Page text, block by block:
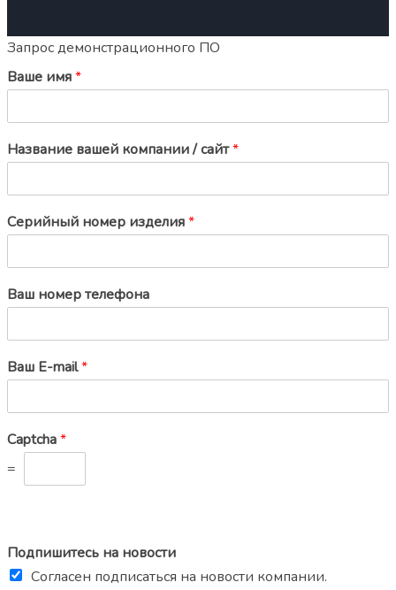
Запрос демонстрационного ПО
Ваше имя*
Название вашей компании / сайт*
Серийный номер изделия*
Ваш номер телефона
Ваш E-mail*
Captcha*
=
Подпишитесь на новости
Согласен подписаться на новости компании.